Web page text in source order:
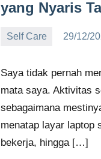
yang Nyaris
Self Care 29/12/
Saya tidak pernah
mata saya. Aktivitas
sebagaimana
menatap layar laptop
bekerja, hingga […]